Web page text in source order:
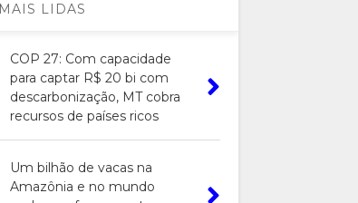
MAIS LIDAS
COP 27: Com capacidade
para captar R$ 20 bi com
descarbonização, MT cobra
recursos de países ricos
Um bilhão de vacas na
Amazônia e no mundo